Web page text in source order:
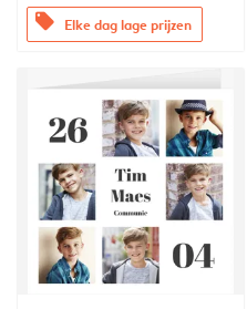
offers Elke dag lage prijzen